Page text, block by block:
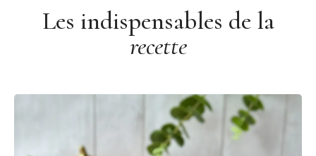
Les indispensables de la
recette